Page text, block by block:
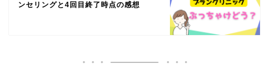
ンセリングと4回目終了時点の感想